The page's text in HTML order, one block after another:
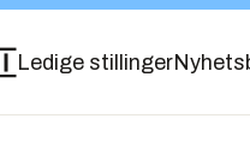
Ledige stillinger